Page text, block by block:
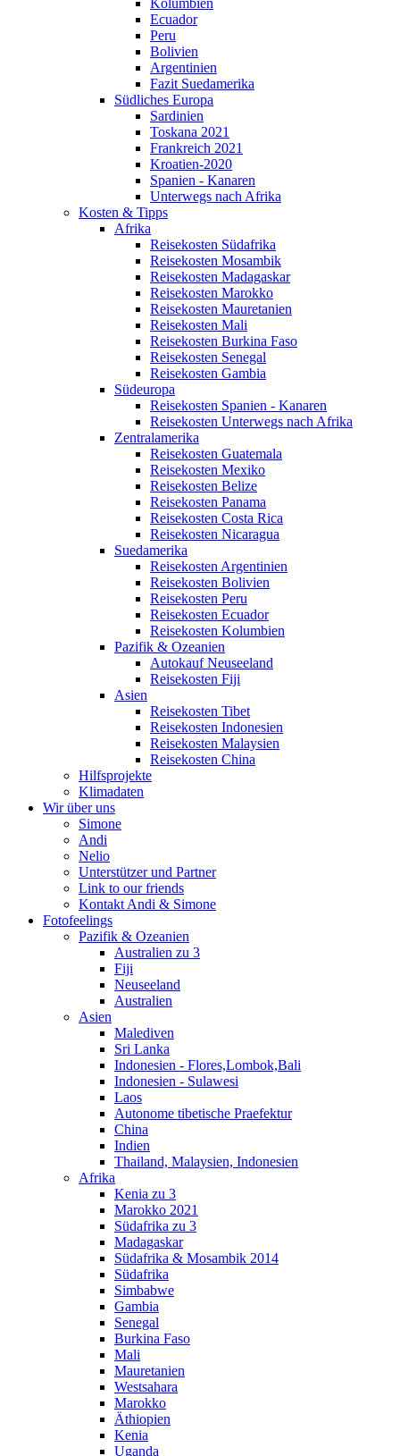
Kolumbien
Ecuador
Peru
Bolivien
Argentinien
Fazit Suedamerika
Südliches Europa
Sardinien
Toskana 2021
Frankreich 2021
Kroatien-2020
Spanien - Kanaren
Unterwegs nach Afrika
Kosten & Tipps
Afrika
Reisekosten Südafrika
Reisekosten Mosambik
Reisekosten Madagaskar
Reisekosten Marokko
Reisekosten Mauretanien
Reisekosten Mali
Reisekosten Burkina Faso
Reisekosten Senegal
Reisekosten Gambia
Südeuropa
Reisekosten Spanien - Kanaren
Reisekosten Unterwegs nach Afrika
Zentralamerika
Reisekosten Guatemala
Reisekosten Mexiko
Reisekosten Belize
Reisekosten Panama
Reisekosten Costa Rica
Reisekosten Nicaragua
Suedamerika
Reisekosten Argentinien
Reisekosten Bolivien
Reisekosten Peru
Reisekosten Ecuador
Reisekosten Kolumbien
Pazifik & Ozeanien
Autokauf Neuseeland
Reisekosten Fiji
Asien
Reisekosten Tibet
Reisekosten Indonesien
Reisekosten Malaysien
Reisekosten China
Hilfsprojekte
Klimadaten
Wir über uns
Simone
Andi
Nelio
Unterstützer und Partner
Link to our friends
Kontakt Andi & Simone
Fotofeelings
Pazifik & Ozeanien
Australien zu 3
Fiji
Neuseeland
Australien
Asien
Malediven
Sri Lanka
Indonesien - Flores,Lombok,Bali
Indonesien - Sulawesi
Laos
Autonome tibetische Praefektur
China
Indien
Thailand, Malaysien, Indonesien
Afrika
Kenia zu 3
Marokko 2021
Südafrika zu 3
Madagaskar
Südafrika & Mosambik 2014
Südafrika
Simbabwe
Gambia
Senegal
Burkina Faso
Mali
Mauretanien
Westsahara
Marokko
Äthiopien
Kenia
Uganda